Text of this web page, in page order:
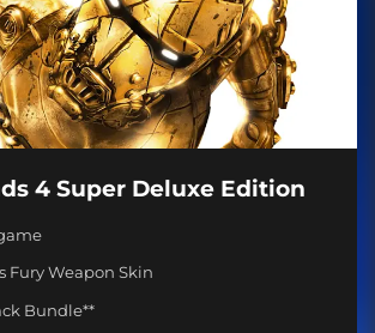
4 Super Deluxe Edition
Fury Weapon Skin
Bundle**